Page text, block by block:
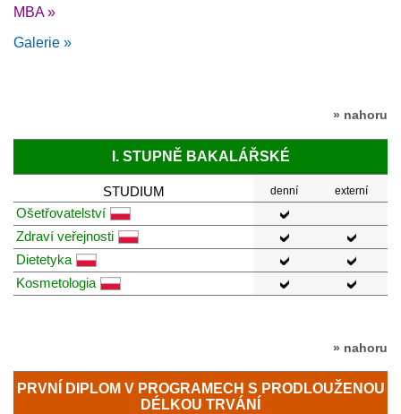
MBA »
Galerie »
» nahoru
I. STUPNĚ BAKALÁŘSKÉ
STUDIUM denní externí
Ošetřovatelství
Zdraví veřejnosti
Dietetyka
Kosmetologia
» nahoru
PRVNÍ DIPLOM V PROGRAMECH S PRODLOUŽENOU
DÉLKOU TRVÁNÍ